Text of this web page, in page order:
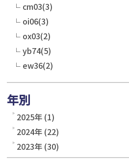
cm03(3)
oi06(3)
ox03(2)
yb74(5)
ew36(2)
年別
2025年 (1)
2024年 (22)
2023年 (30)